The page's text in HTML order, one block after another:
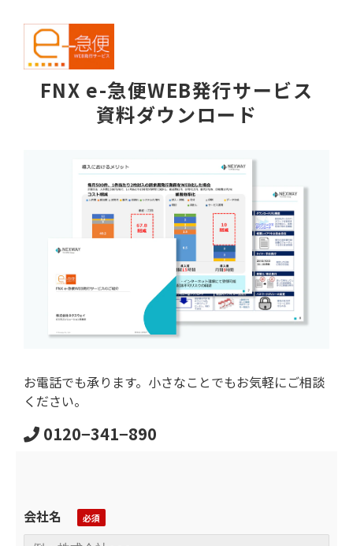
FNX e-急便WEB発行サービス
資料ダウンロード
お電話でも承ります。小さなことでもお気軽にご相談
ください。
0120−341−890
会社名